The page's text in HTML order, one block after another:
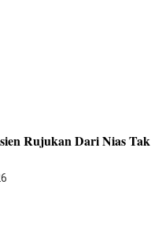
Rujukan Dari Nias Tak